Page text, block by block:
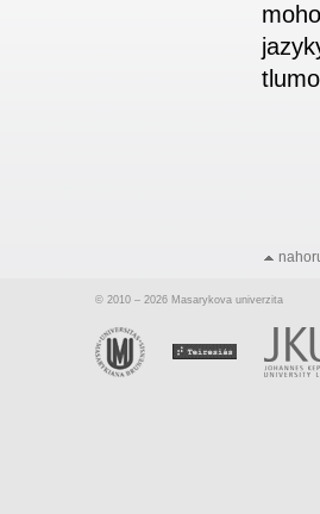
© 2010 – 2026 Masarykova univerzita